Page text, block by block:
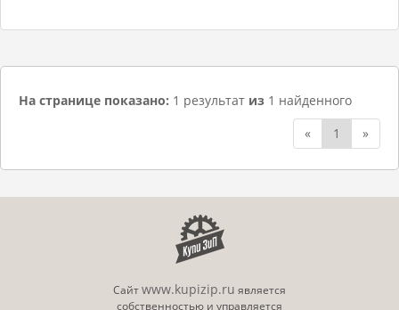
На странице показано: 1 результат из 1 найденного
«
1 »
Сайтwww.kupizip.ru является
собственностью и управляется